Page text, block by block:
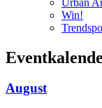
Win!
August